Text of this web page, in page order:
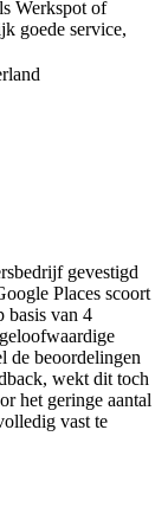
Werkspot of
goede service,
gevestigd
Places scoort
basis van 4
de beoordelingen
wekt dit toch
het geringe aantal
vast te